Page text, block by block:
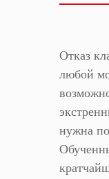
Отказ
любой
нужна